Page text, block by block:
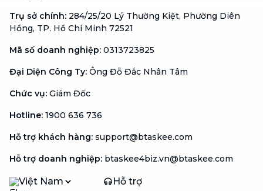
Trụ sở chính: 284/25/20 Lý Thường Kiệt, Phường Diên
Hồng, TP. Hồ Chí Minh 72521
Mã số doanh nghiệp: 0313723825
Đại Diện Công Ty: Ông Đỗ Đắc Nhân Tâm
Chức vụ: Giám Đốc
Hotline: 1900 636 736
Hỗ trợ khách hàng: support@btaskee.com
Hỗ trợ doanh nghiệp: btaskee4biz.vn@btaskee.com
Việt Nam Hỗ trợ